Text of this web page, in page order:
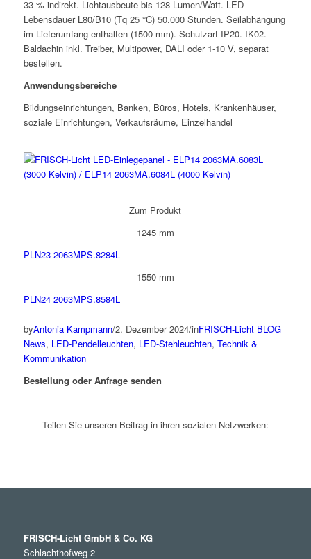
33 % indirekt. Lichtausbeute bis 128 Lumen/Watt. LED-
Lebensdauer L80/B10 (Tq 25 °C) 50.000 Stunden. Seilabhängung
im Lieferumfang enthalten (1500 mm). Schutzart IP20. IK02.
Baldachin inkl. Treiber, Multipower, DALI oder 1-10 V, separat
bestellen.
Anwendungsbereiche
Bildungseinrichtungen, Banken, Büros, Hotels, Krankenhäuser,
soziale Einrichtungen, Verkaufsräume, Einzelhandel
Zum Produkt
1245 mm
PLN23 2063MPS.8284L
1550 mm
PLN24 2063MPS.8584L
byAntonia Kampmann/2. Dezember 2024/inFRISCH-Licht BLOG
News, LED-Pendelleuchten, LED-Stehleuchten, Technik &
Kommunikation
Bestellung oder Anfrage senden
Teilen Sie unseren Beitrag in ihren sozialen Netzwerken:
FRISCH-Licht GmbH & Co. KG
Schlachthofweg 2